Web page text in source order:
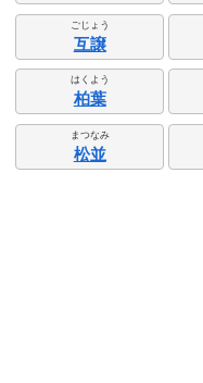
ごじょう
互譲
はくよう
柏葉
まつなみ
松並